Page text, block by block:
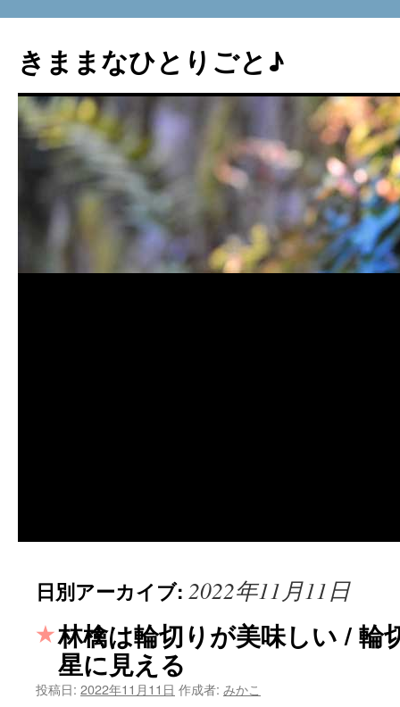
テ
ン
ス
キ
きままなひとりごと♪
日別アーカイブ: 2022年11月11日
林檎は輪切りが美味しい / 輪
星に見える
投稿日: 2022年11月11日 作成者: みかこ